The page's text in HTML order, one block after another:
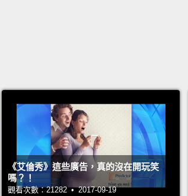
服務生過來了，他
豪華醬料。
I said, "Sounds
我說：「聽起來很
《艾倫秀》這些廣告，真的沒在開玩笑
嗎？！
觀看次數：21282 • 2017-09-19